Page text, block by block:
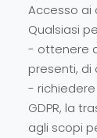
Accesso
Qualsiasi
- ottenere
presenti, di
- richiedere
GDPR, la
agli scopi